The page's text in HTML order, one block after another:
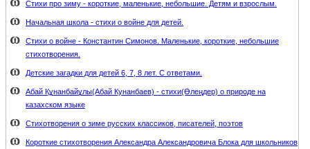
Стихи про зиму - короткие, маленькие, небольшие. Детям и взрослым.
Начальная школа - стихи о войне для детей.
Стихи о войне - Константин Симонов. Маленькие, короткие, небольшие
стихотворения.
Детские загадки для детей 6, 7, 8 лет. С ответами.
Абай Құнанбайұлы(Абай Кунанбаев) - стихи(Өлеңдер) о природе на
казахском языке
Стихотворения о зиме русских классиков, писателей, поэтов
Короткие стихотворения Александра Александровича Блока для школьников